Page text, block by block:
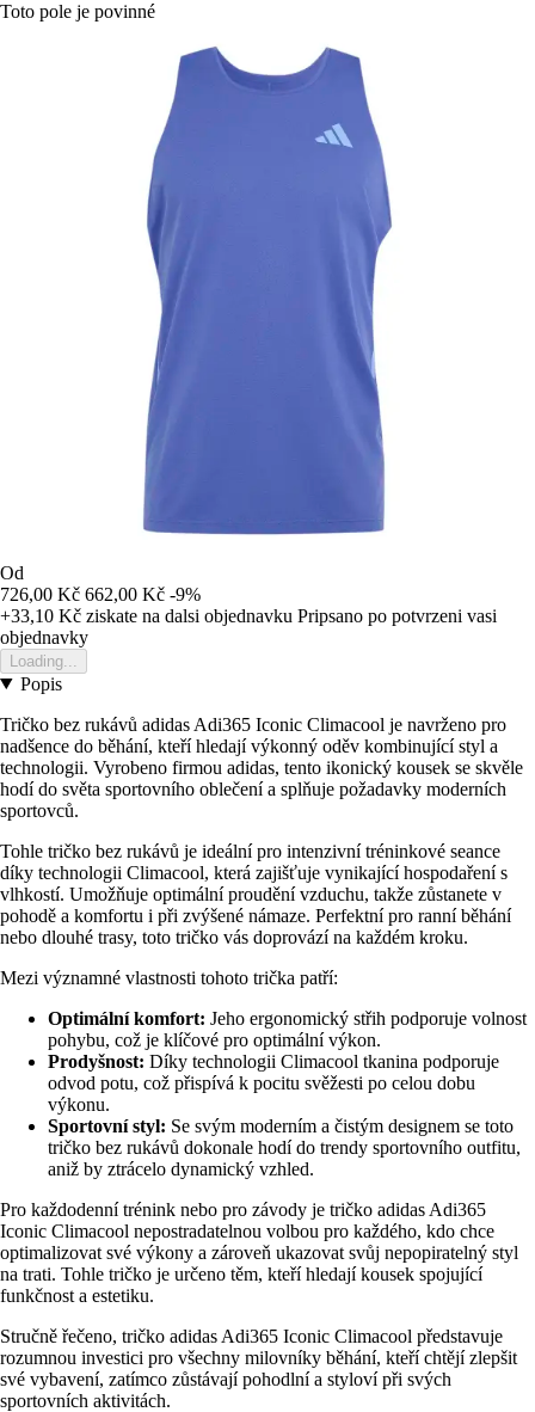
Toto pole je povinné
Od
726,00 Kč 662,00 Kč -9%
+33,10 Kč ziskate na dalsi objednavku Pripsano po potvrzeni vasi
objednavky
Loading...
Popis
Tričko bez rukávů adidas Adi365 Iconic Climacool je navrženo pro
nadšence do běhání, kteří hledají výkonný oděv kombinující styl a
technologii. Vyrobeno firmou adidas, tento ikonický kousek se skvěle
hodí do světa sportovního oblečení a splňuje požadavky moderních
sportovců.
Tohle tričko bez rukávů je ideální pro intenzivní tréninkové seance
díky technologii Climacool, která zajišťuje vynikající hospodaření s
vlhkostí. Umožňuje optimální proudění vzduchu, takže zůstanete v
pohodě a komfortu i při zvýšené námaze. Perfektní pro ranní běhání
nebo dlouhé trasy, toto tričko vás doprovází na každém kroku.
Mezi významné vlastnosti tohoto trička patří:
Optimální komfort: Jeho ergonomický střih podporuje volnost
pohybu, což je klíčové pro optimální výkon.
Prodyšnost: Díky technologii Climacool tkanina podporuje
odvod potu, což přispívá k pocitu svěžesti po celou dobu
výkonu.
Sportovní styl: Se svým moderním a čistým designem se toto
tričko bez rukávů dokonale hodí do trendy sportovního outfitu,
aniž by ztrácelo dynamický vzhled.
Pro každodenní trénink nebo pro závody je tričko adidas Adi365
Iconic Climacool nepostradatelnou volbou pro každého, kdo chce
optimalizovat své výkony a zároveň ukazovat svůj nepopiratelný styl
na trati. Tohle tričko je určeno těm, kteří hledají kousek spojující
funkčnost a estetiku.
Stručně řečeno, tričko adidas Adi365 Iconic Climacool představuje
rozumnou investici pro všechny milovníky běhání, kteří chtějí zlepšit
své vybavení, zatímco zůstávají pohodlní a styloví při svých
sportovních aktivitách.